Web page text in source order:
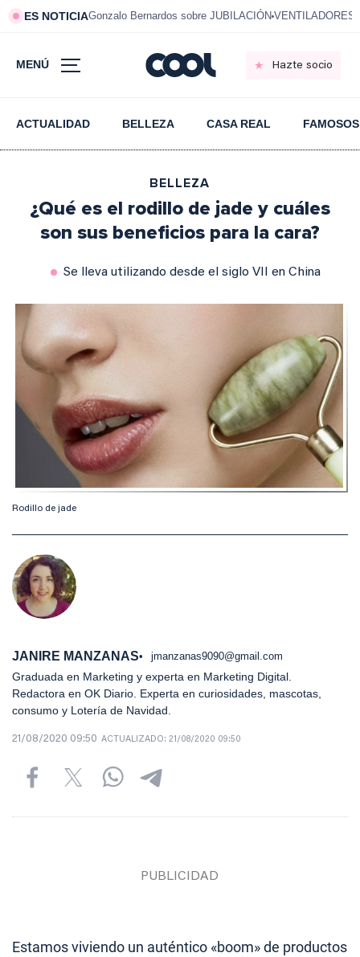
ES NOTICIAGonzalo Bernardos sobre JUBILACIÓN VENTILADORES
MENÚ Hazte socio
ACTUALIDAD BELLEZA CASA REAL FAMOSOS
BELLEZA
¿Qué es el rodillo de jade y cuáles
son sus beneficios para la cara?
Se lleva utilizando desde el siglo VII en China
Rodillo de jade
JANIRE MANZANAS jmanzanas9090@gmail.com
Graduada en Marketing y experta en Marketing Digital.
Redactora en OK Diario. Experta en curiosidades, mascotas,
consumo y Lotería de Navidad.
21/08/2020 09:50 ACTUALIZADO: 21/08/2020 09:50
Estamos viviendo un auténtico «boom» de productos